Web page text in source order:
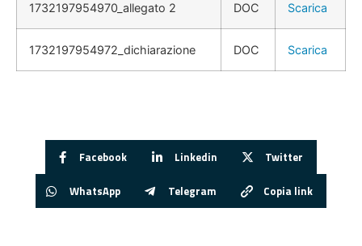
1732197954970_allegato 2 DOC Scarica
1732197954972_dichiarazione DOC Scarica
Facebook Linkedin Twitter
WhatsApp Telegram Copia link